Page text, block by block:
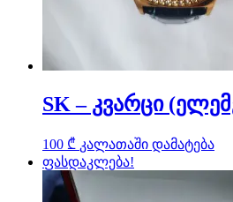
SK – კვარცი
100 ₾ კალათაში დამატება
ფასდაკლება!